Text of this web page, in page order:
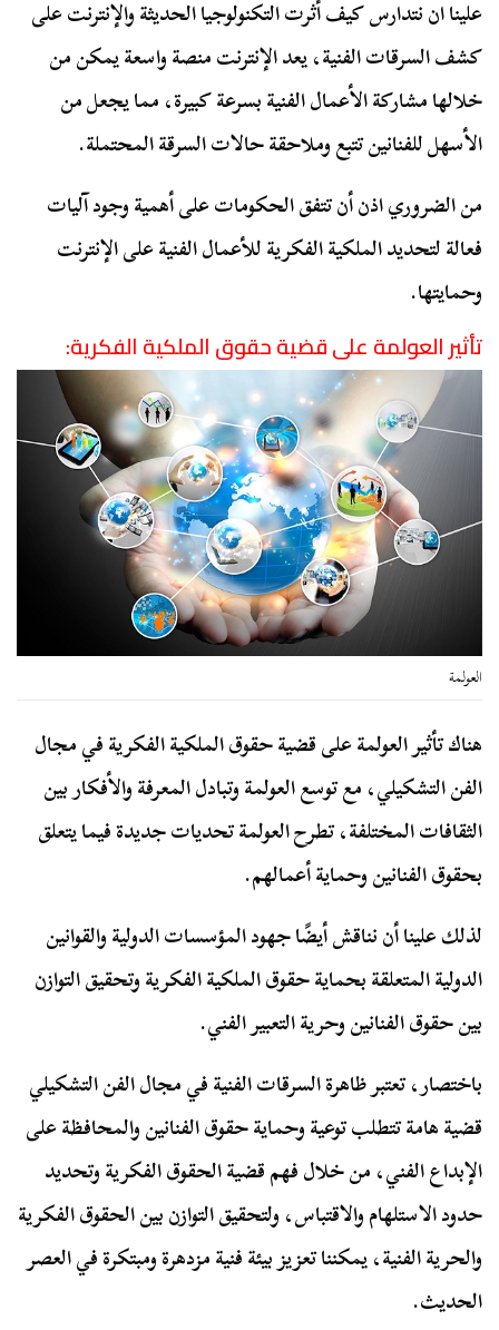
علينا ان نتدارس كيف أثرت التكنولوجيا الحديثة والإنترنت على
كشف السرقات الفنية، يعد الإنترنت منصة واسعة يمكن من
خلالها مشاركة الأعمال الفنية بسرعة كبيرة، مما يجعل من
الأسهل للفنانين تتبع وملاحقة حالات السرقة المحتملة.
من الضروري اذن أن تتفق الحكومات على أهمية وجود آليات
فعالة لتحديد الملكية الفكرية للأعمال الفنية على الإنترنت
وحمايتها.
تأثير العولمة على قضية حقوق الملكية الفكرية:
العولمة
هناك تأثير العولمة على قضية حقوق الملكية الفكرية في مجال
الفن التشكيلي، مع توسع العولمة وتبادل المعرفة والأفكار بين
الثقافات المختلفة، تطرح العولمة تحديات جديدة فيما يتعلق
بحقوق الفنانين وحماية أعمالهم.
لذلك علينا أن نناقش أيضًا جهود المؤسسات الدولية والقوانين
الدولية المتعلقة بحماية حقوق الملكية الفكرية وتحقيق التوازن
بين حقوق الفنانين وحرية التعبير الفني.
باختصار، تعتبر ظاهرة السرقات الفنية في مجال الفن التشكيلي
قضية هامة تتطلب توعية وحماية حقوق الفنانين والمحافظة على
الإبداع الفني، من خلال فهم قضية الحقوق الفكرية وتحديد
حدود الاستلهام والاقتباس، ولتحقيق التوازن بين الحقوق الفكرية
والحرية الفنية، يمكننا تعزيز بيئة فنية مزدهرة ومبتكرة في العصر
الحديث.